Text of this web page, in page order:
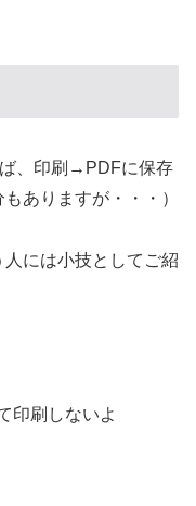
、印刷→PDFに保存
ありますが・・・）
には小技としてご紹
印刷しないよ